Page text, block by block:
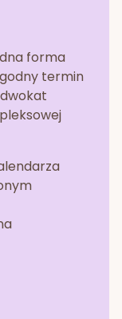
forma
termin